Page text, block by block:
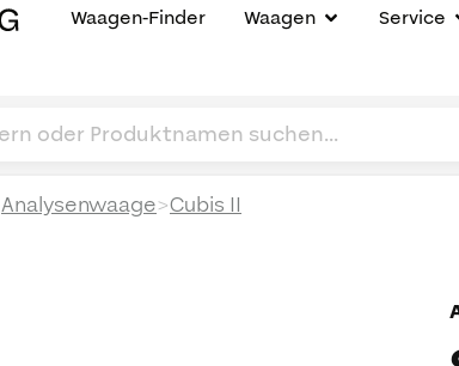
Waagen-Finder Waagen Service
Analysenwaage>Cubis II